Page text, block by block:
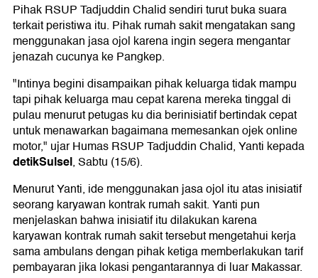
Pihak RSUP Tadjuddin Chalid sendiri turut buka suara
terkait peristiwa itu. Pihak rumah sakit mengatakan sang
menggunakan jasa ojol karena ingin segera mengantar
jenazah cucunya ke Pangkep.
"Intinya begini disampaikan pihak keluarga tidak mampu
tapi pihak keluarga mau cepat karena mereka tinggal di
pulau menurut petugas ku dia berinisiatif bertindak cepat
untuk menawarkan bagaimana memesankan ojek online
motor," ujar Humas RSUP Tadjuddin Chalid, Yanti kepada
detikSulsel, Sabtu (15/6).
Menurut Yanti, ide menggunakan jasa ojol itu atas inisiatif
seorang karyawan kontrak rumah sakit. Yanti pun
menjelaskan bahwa inisiatif itu dilakukan karena
karyawan kontrak rumah sakit tersebut mengetahui kerja
sama ambulans dengan pihak ketiga memberlakukan tarif
pembayaran jika lokasi pengantarannya di luar Makassar.